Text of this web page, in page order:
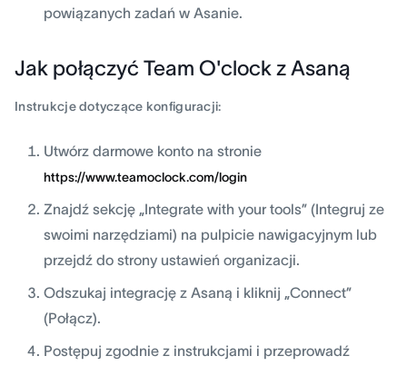
powiązanych zadań w Asanie.
Jak połączyć Team O'clock z Asaną
Instrukcje dotyczące konfiguracji:
Utwórz darmowe konto na stronie
https://www.teamoclock.com/login
Znajdź sekcję „Integrate with your tools” (Integruj ze
swoimi narzędziami) na pulpicie nawigacyjnym lub
przejdź do strony ustawień organizacji.
Odszukaj integrację z Asaną i kliknij „Connect”
(Połącz).
Postępuj zgodnie z instrukcjami i przeprowadź